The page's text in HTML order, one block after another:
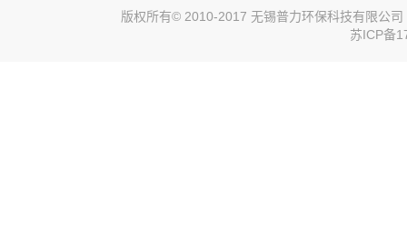
版权所有© 2010-2017 无锡普力环保科技有限公
苏ICP备